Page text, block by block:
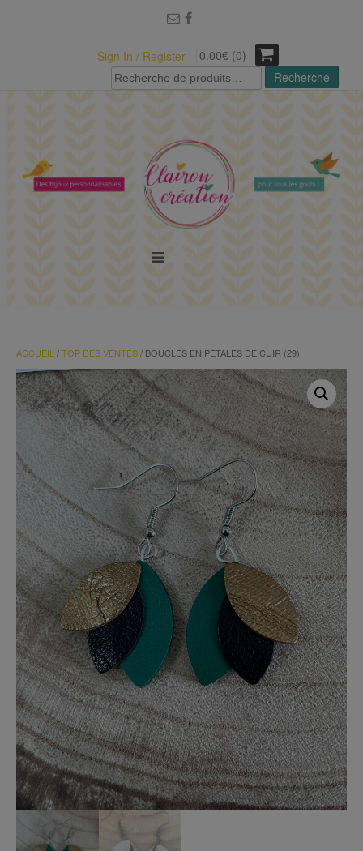
Sign In / Register
0.00€ (0)
Recherche
pour :
Recherche
ACCUEIL /TOP DES VENTES/ BOUCLES EN PÉTALES DE CUIR (29)